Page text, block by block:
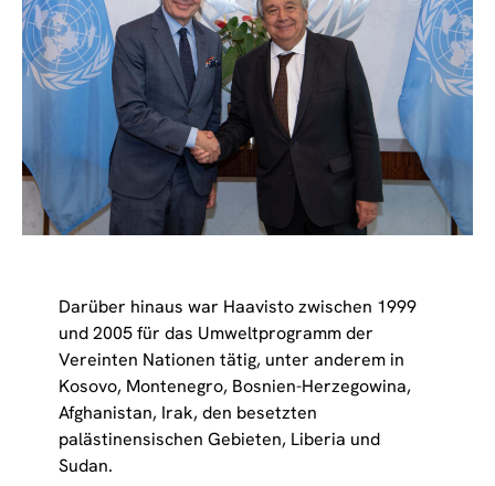
Darüber hinaus war Haavisto zwischen 1999
und 2005 für das Umweltprogramm der
Vereinten Nationen tätig, unter anderem in
Kosovo, Montenegro, Bosnien-Herzegowina,
Afghanistan, Irak, den besetzten
palästinensischen Gebieten, Liberia und
Sudan.